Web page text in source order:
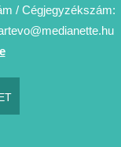
/ Cégjegyzékszám: